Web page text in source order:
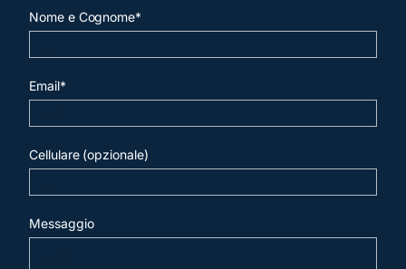
Nome e Cognome*
Email*
Cellulare (opzionale)
Messaggio